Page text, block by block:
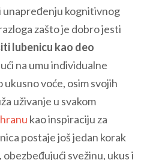
unapređenju kognitivnog
zašto je dobro jesti
lubenicu kao deo
na umu individualne
voće, osim svojih
uživanje u svakom
kao inspiraciju za
postaje još jedan korak
svežinu, ukus i